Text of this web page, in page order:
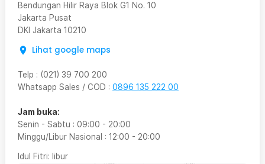
Bendungan Hilir Raya Blok G1 No. 10
Jakarta Pusat
DKI Jakarta 10210
Lihat google maps
Telp : (021) 39 700 200
Whatsapp Sales / COD : 0896 135 222 00
Jam buka:
Senin - Sabtu : 09:00 - 20:00
Minggu/Libur Nasional : 12:00 - 20:00
Idul Fitri: libur